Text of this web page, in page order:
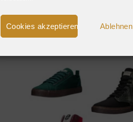
Cookies akzeptieren Ablehnen
Bei Groundies kaufen